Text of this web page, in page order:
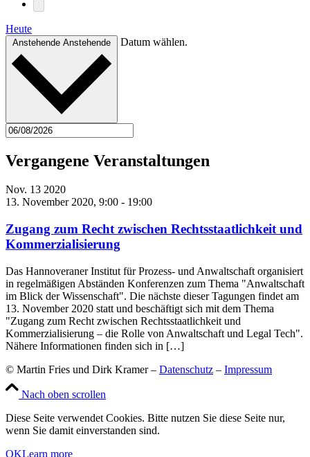
Heute
Anstehende Anstehende Datum wählen.
Vergangene Veranstaltungen
Nov. 13 2020
13. November 2020, 9:00 - 19:00
Zugang zum Recht zwischen Rechtsstaatlichkeit und
Kommerzialisierung
Das Hannoveraner Institut für Prozess- und Anwaltschaft organisiert
in regelmäßigen Abständen Konferenzen zum Thema "Anwaltschaft
im Blick der Wissenschaft". Die nächste dieser Tagungen findet am
13. November 2020 statt und beschäftigt sich mit dem Thema
"Zugang zum Recht zwischen Rechtsstaatlichkeit und
Kommerzialisierung – die Rolle von Anwaltschaft und Legal Tech".
Nähere Informationen finden sich in […]
© Martin Fries und Dirk Kramer – Datenschutz – Impressum
Nach oben scrollen
Diese Seite verwendet Cookies. Bitte nutzen Sie diese Seite nur,
wenn Sie damit einverstanden sind.
OKLearn more